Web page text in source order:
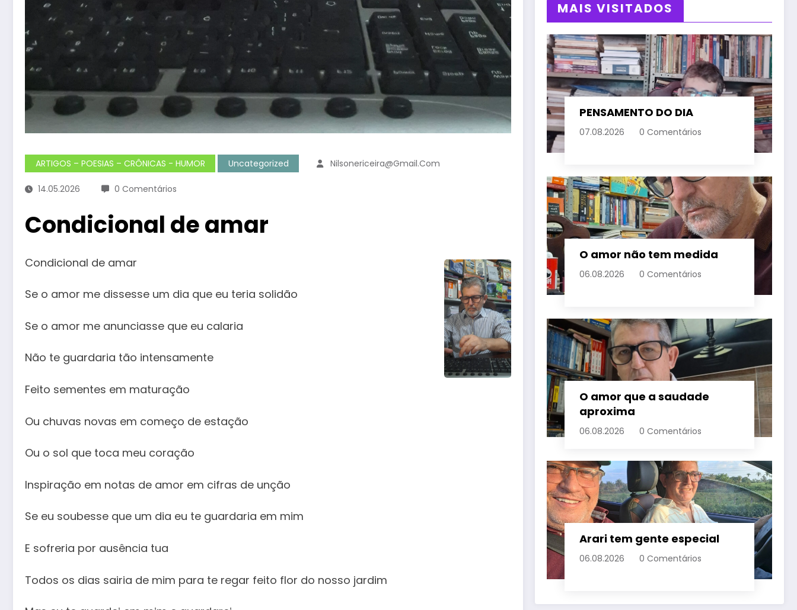
ARTIGOS – POESIAS – CRÔNICAS - HUMOR Uncategorized Nilsonericeira@gmail.com
14.05.2026 0 Comentários
Condicional de amar
Condicional de amar
Se o amor me dissesse um dia que eu teria solidão
Se o amor me anunciasse que eu calaria
Não te guardaria tão intensamente
Feito sementes em maturação
Ou chuvas novas em começo de estação
Ou o sol que toca meu coração
Inspiração em notas de amor em cifras de unção
Se eu soubesse que um dia eu te guardaria em mim
E sofreria por ausência tua
Todos os dias sairia de mim para te regar feito flor do nosso jardim
MAIS VISITADOS
PENSAMENTO DO DIA
07.08.2026 0 Comentários
O amor não tem medida
06.08.2026 0 Comentários
O amor que a saudade
aproxima
06.08.2026 0 Comentários
Arari tem gente especial
06.08.2026 0 Comentários